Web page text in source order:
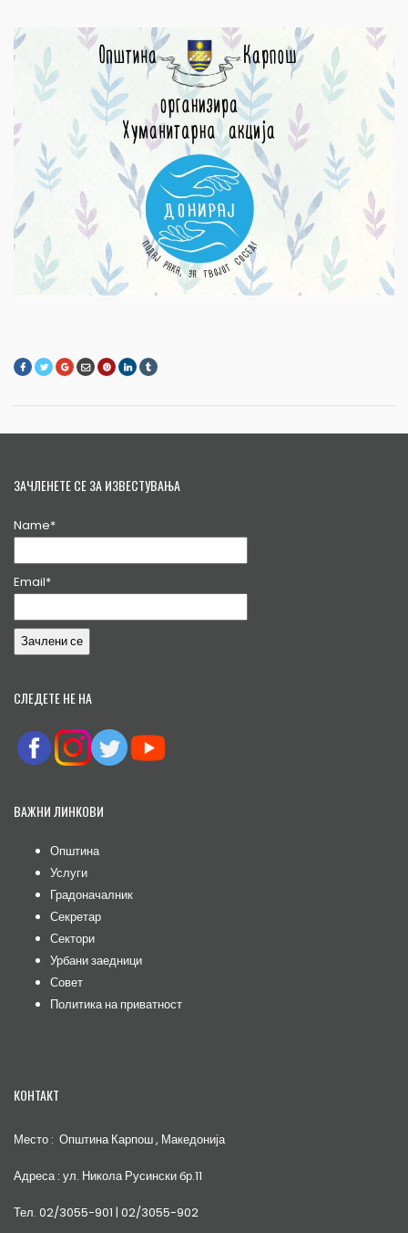
ЗАЧЛЕНЕТЕ СЕ ЗА ИЗВЕСТУВАЊА
Name*
Email*
СЛЕДЕТЕ НЕ НА
ВАЖНИ ЛИНКОВИ
Општина
Услуги
Градоначалник
Секретар
Сектори
Урбани заедници
Совет
Политика на приватност
КОНТАКТ
Место : Општина Карпош , Македонија
Адреса : ул. Никола Русински бр.11
Тел. 02/3055-901 | 02/3055-902